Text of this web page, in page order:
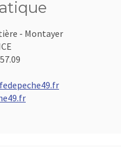
- Montayer